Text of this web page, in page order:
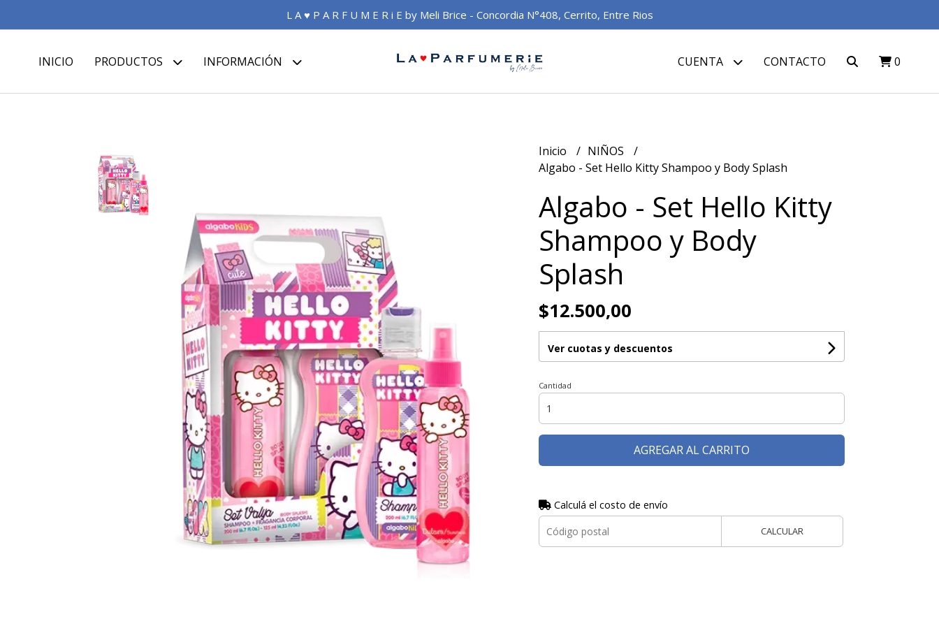
L A ♥ P A R F U M E R i E by Meli Brice - Concordia N°408, Cerrito, Entre Rios
INICIO PRODUCTOS INFORMACIÓN CUENTA CONTACTO 0
Inicio
NIÑOS
Algabo - Set Hello Kitty Shampoo y Body Splash
Algabo - Set Hello Kitty
Shampoo y Body
Splash
$12.500,00
Ver cuotas y descuentos
Cantidad
AGREGAR AL CARRITO
Calculá el costo de envío
CALCULAR